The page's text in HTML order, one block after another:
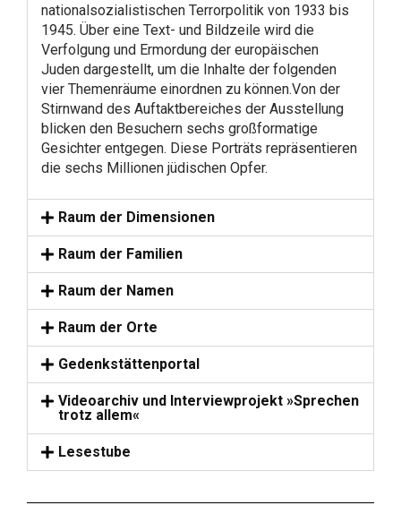
nationalsozialistischen Terrorpolitik von 1933 bis
1945. Über eine Text- und Bildzeile wird die
Verfolgung und Ermordung der europäischen
Juden dargestellt, um die Inhalte der folgenden
vier Themenräume einordnen zu können.Von der
Stirnwand des Auftaktbereiches der Ausstellung
blicken den Besuchern sechs großformatige
Gesichter entgegen. Diese Porträts repräsentieren
die sechs Millionen jüdischen Opfer.
Raum der Dimensionen
Raum der Familien
Raum der Namen
Raum der Orte
Gedenkstättenportal
Videoarchiv und Interviewprojekt »Sprechen
trotz allem«
Lesestube